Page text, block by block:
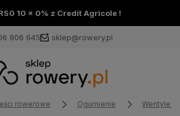
10 x 0% z Credit Agricole !
906 645 sklep@rowery.pl
rowerowe Ogumienie Wentyle